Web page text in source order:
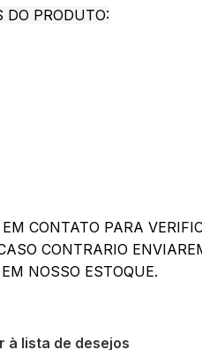
DO PRODUTO:
CONTATO PARA
CONTRARIO
NOSSO ESTOQUE.
à lista de desejos